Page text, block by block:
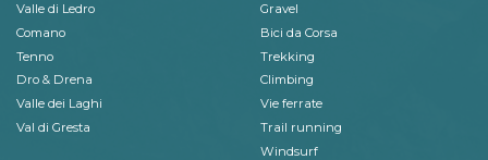
Valle di Ledro
Comano
Tenno
Dro & Drena
Valle dei Laghi
Val di Gresta
Gravel
Bici da Corsa
Trekking
Climbing
Vie ferrate
Trail running
Windsurf